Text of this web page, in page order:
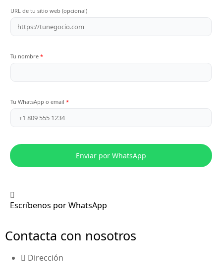
URL de tu sitio web (opcional)
Tu nombre *
u
e
a
Tu WhatsApp o email *
Enviar por WhatsApp
Escríbenos por WhatsApp
Contacta con nosotros
Dirección